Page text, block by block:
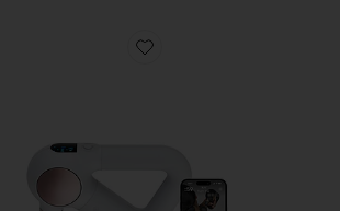
Favorite МАССАЖНАЯ ТЕРАПИЯ